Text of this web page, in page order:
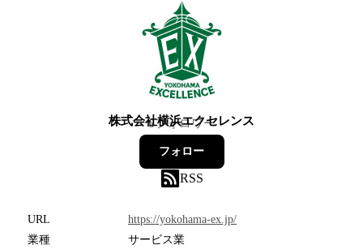
株式会社横浜エクセレンス
6フォロワー
フォロー
RSS
URL
https://yokohama-ex.jp/
業種
サービス業